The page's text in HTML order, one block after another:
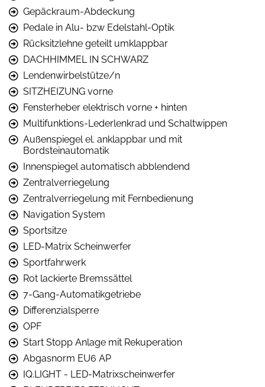
Gepäckraum-Abdeckung
Pedale in Alu- bzw Edelstahl-Optik
Rücksitzlehne geteilt umklappbar
DACHHIMMEL IN SCHWARZ
Lendenwirbelstütze/n
SITZHEIZUNG vorne
Fensterheber elektrisch vorne + hinten
Multifunktions-Lederlenkrad und Schaltwippen
Außenspiegel el. anklappbar und mit
Bordsteinautomatik
Innenspiegel automatisch abblendend
Zentralverriegelung
Zentralverriegelung mit Fernbedienung
Navigation System
Sportsitze
LED-Matrix Scheinwerfer
Sportfahrwerk
Rot lackierte Bremssättel
7-Gang-Automatikgetriebe
Differenzialsperre
OPF
Start Stopp Anlage mit Rekuperation
Abgasnorm EU6 AP
IQ.LIGHT - LED-Matrixscheinwerfer